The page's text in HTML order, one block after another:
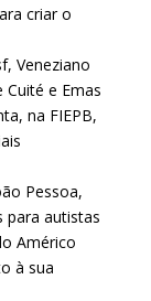
criar o
Veneziano
e Emas
na FIEPB,
Pessoa,
para autistas
Américo
à sua